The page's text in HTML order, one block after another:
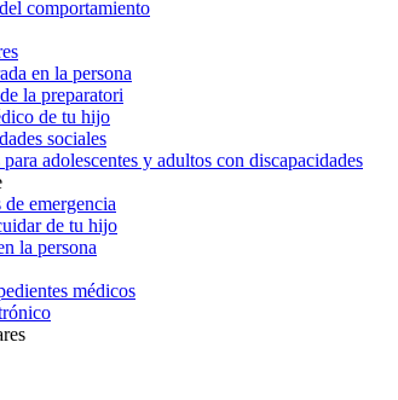
comportamiento
en la persona
la preparatori
de tu hijo
sociales
adolescentes y adultos con discapacidades
de emergencia
de tu hijo
la persona
médicos